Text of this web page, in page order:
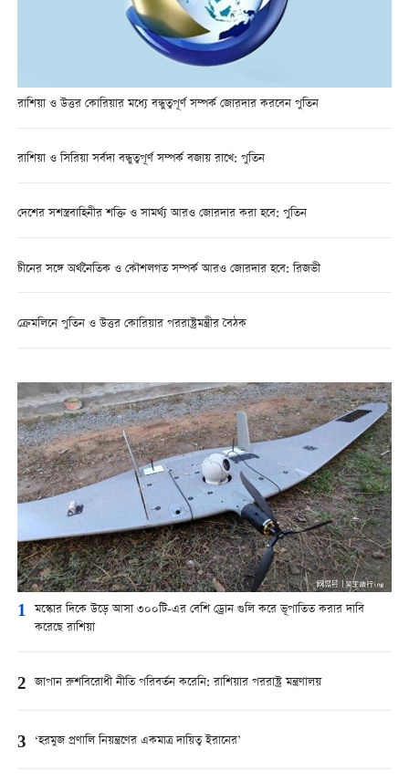
রাশিয়া ও উত্তর কোরিয়ার মধ্যে বন্ধুত্বপূর্ণ সম্পর্ক জোরদার করবেন পুতিন
রাশিয়া ও সিরিয়া সর্বদা বন্ধুত্বপূর্ণ সম্পর্ক বজায় রাখে: পুতিন
দেশের সশস্ত্রবাহিনীর শক্তি ও সামর্থ্য আরও জোরদার করা হবে: পুতিন
চীনের সঙ্গে অর্থনৈতিক ও কৌশলগত সম্পর্ক আরও জোরদার হবে: রিজভী
ক্রেমলিনে পুতিন ও উত্তর কোরিয়ার পররাষ্ট্রমন্ত্রীর বৈঠক
1 মস্কোর দিকে উড়ে আসা ৩০০টি-এর বেশি ড্রোন গুলি করে ভূপাতিত করার দাবি
করেছে রাশিয়া
2 জাপান রুশবিরোধী নীতি পরিবর্তন করেনি: রাশিয়ার পররাষ্ট্র মন্ত্রণালয়
3 ‘হরমুজ প্রণালি নিয়ন্ত্রণের একমাত্র দায়িত্ব ইরানের’